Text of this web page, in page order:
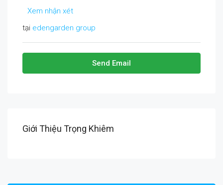
Xem nhận xét
tại edengarden group
Send Email
Giới Thiệu Trọng Khiêm